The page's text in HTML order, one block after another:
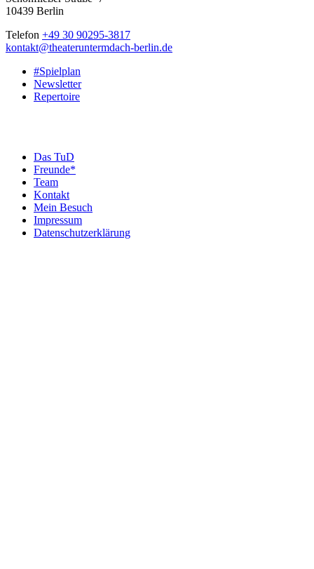
10439 Berlin
Telefon +49 30 90295-3817
kontakt@theateruntermdach-berlin.de
#Spielplan
Newsletter
Repertoire
Das TuD
Freunde*
Team
Kontakt
Mein Besuch
Impressum
Datenschutzerklärung